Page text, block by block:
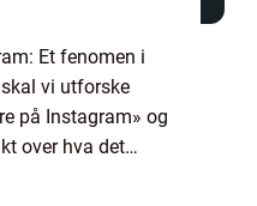
Et fenomen i
vi utforske
på Instagram» og
over hva det